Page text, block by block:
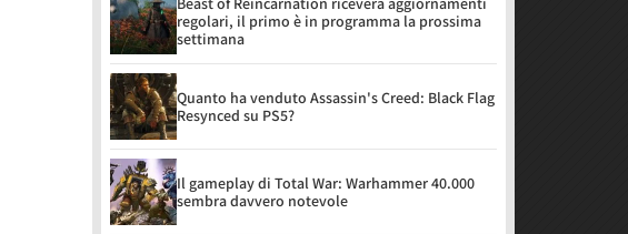
regolari, il primo è in programma la prossima
settimana
Quanto ha venduto Assassin's Creed: Black Flag
Resynced su PS5?
Il gameplay di Total War: Warhammer 40.000
sembra davvero notevole